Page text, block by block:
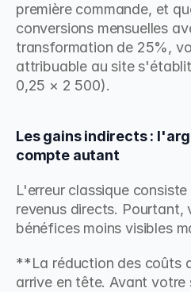
première commande, et
conversions mensuelles
transformation de 25%,
attribuable au site
0,25 × 2 500).
Les gains indirects :
compte autant
L'erreur classique
revenus directs. Pourtant,
bénéfices moins visibles
**La réduction des coûts
arrive en tête. Avant votre